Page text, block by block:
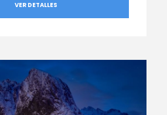
VER DETALLES